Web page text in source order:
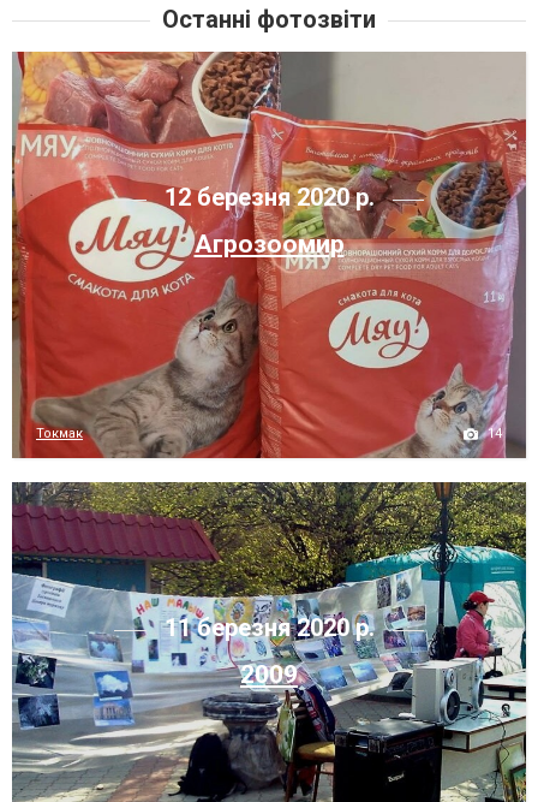
Останні фотозвіти
12 березня 2020 р.
Агрозоомир
Токмак 14
11 березня 2020 р.
2009